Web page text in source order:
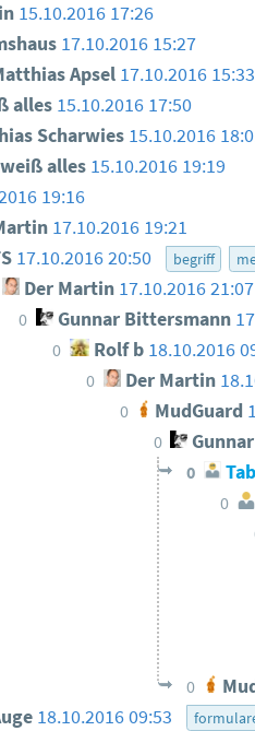
15.10.2016 17:26
17.10.2016 15:27
Apsel 17.10.2016 15:33
alles 15.10.2016 17:50
Scharwies 15.10.2016
alles 15.10.2016 19:19
19:16
17.10.2016 19:21
17.10.2016 20:50 begriff
Der Martin 17.10.2016 21:07
0 Gunnar Bittersmann
0 Rolf b 18.10.2016
0 Der Martin
0 MudGuard
0
0
0
0
18.10.2016 09:53